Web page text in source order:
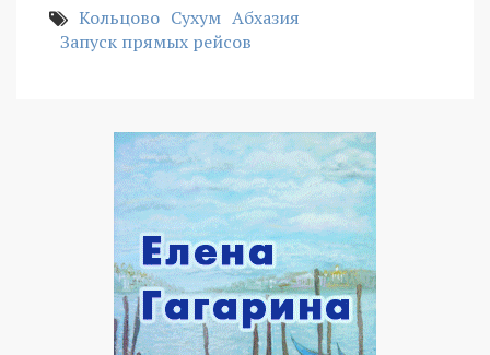
Кольцово Сухум Абхазия
Запуск прямых рейсов